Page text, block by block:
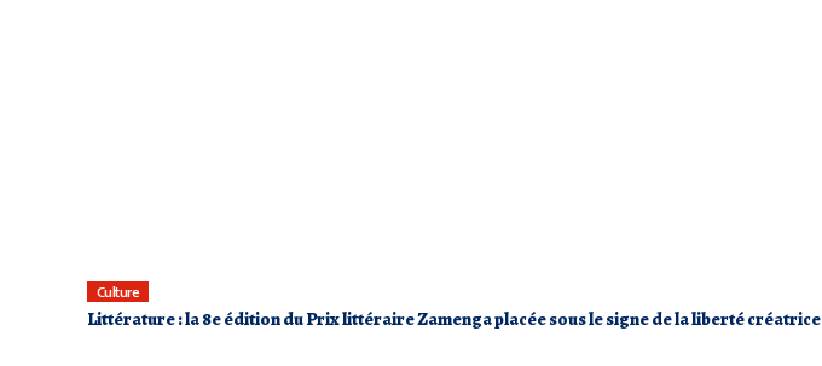
Culture
Littérature : la 8e édition du Prix littéraire Zamenga placée sous le signe de la liberté créatrice